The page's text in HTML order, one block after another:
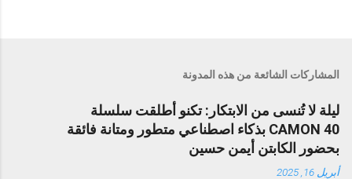
المشاركات الشائعة من هذه المدونة
ليلة لا تُنسى من الابتكار: تكنو أطلقت سلسلة
CAMON 40 بذكاء اصطناعي متطور ومتانة فائقة
بحضور الكابتن أيمن حسين
أبريل 16, 2025